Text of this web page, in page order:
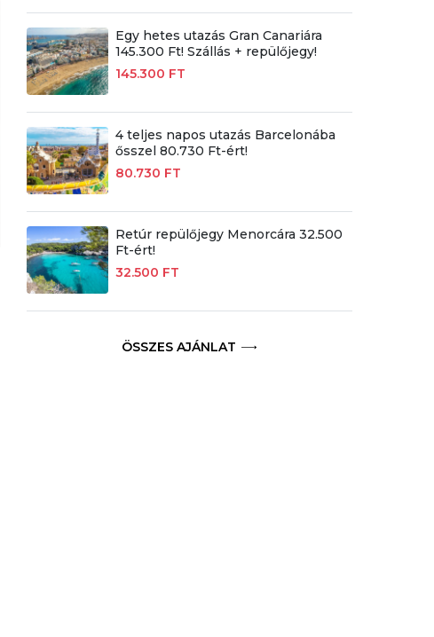
Egy hetes utazás Gran Canariára
145.300 Ft! Szállás + repülőjegy!
145.300 FT
4 teljes napos utazás Barcelonába
ősszel 80.730 Ft-ért!
80.730 FT
Retúr repülőjegy Menorcára 32.500
Ft-ért!
32.500 FT
ÖSSZES AJÁNLAT